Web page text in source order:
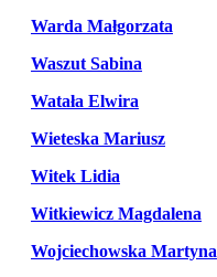
Warda Małgorzata
Waszut Sabina
Watała Elwira
Wieteska Mariusz
Witek Lidia
Witkiewicz Magdalena
Wojciechowska Martyna